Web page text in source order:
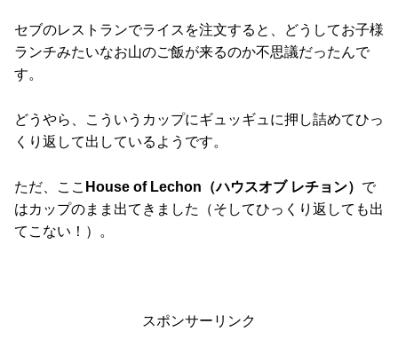
セブのレストランでライスを注文すると、どうしてお子様
ランチみたいなお山のご飯が来るのか不思議だったんで
す。
どうやら、こういうカップにギュッギュに押し詰めてひっ
くり返して出しているようです。
ただ、ここ House of Lechon（ハウスオブ レチョン） で
はカップのまま出てきました（そしてひっくり返しても出
てこない！）。
スポンサーリンク